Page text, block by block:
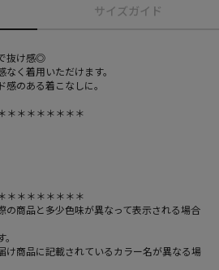
サイズガイド
抜け感◎
く着用いただけます。
のある着こなしに。
＊＊＊＊＊＊＊＊
＊＊＊＊＊＊＊＊
商品と多少色味が異なって表示される場合
商品に記載されているカラー名が異なる場